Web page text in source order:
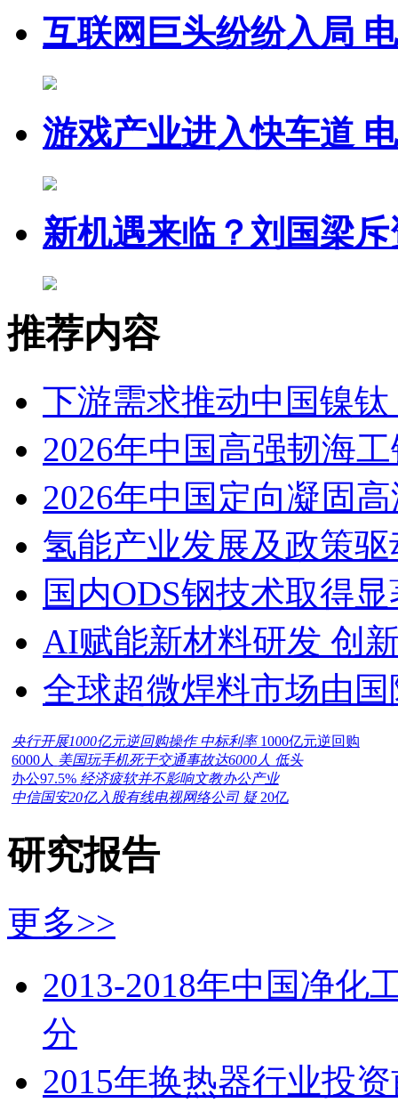
互联网巨头纷纷入局
游戏产业进入快车道
新机遇来临？刘国梁
推荐内容
下游需求推动中国镍
2026年中国高强韧海
2026年中国定向凝固
氢能产业发展及政策
国内ODS钢技术取得
AI赋能新材料研发 创
全球超微焊料市场由
央行开展1000亿元逆回购操作 中标利率 1000亿元逆回购
6000人 美国玩手机死于交通事故达6000人 低头
办公97.5% 经济疲软并不影响文教办公产业
中信国安20亿入股有线电视网络公司 疑 20亿
研究报告
更多>>
2013-2018年中国净化
分
2015年换热器行业投